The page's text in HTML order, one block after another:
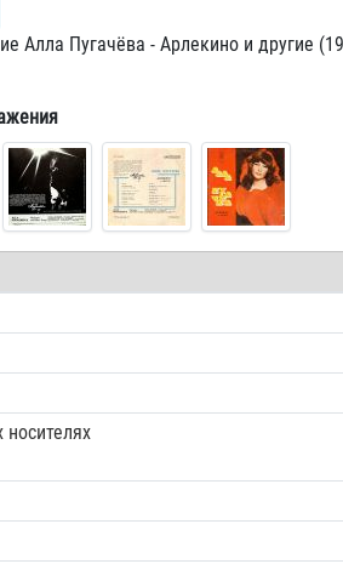
Алла Пугачёва - Арлекино и другие